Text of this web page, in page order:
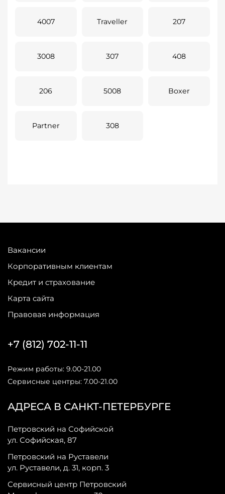
4007 Traveller 207
3008 307 408
206 5008 Boxer
Partner 308
Вакансии
Корпоративным клиентам
Кредит и страхование
Карта сайта
Правовая информация
АДРЕСА В САНКТ-ПЕТЕРБУРГЕ
Петровский на Софийской
ул. Софийская, 87
Петровский на Руставели
ул. Руставели, д. 31, корп. 3
Сервисный центр Петровский
+7 (812) 702-11-11
Режим работы: 9.00-21.00
Сервисные центры: 7.00-21.00